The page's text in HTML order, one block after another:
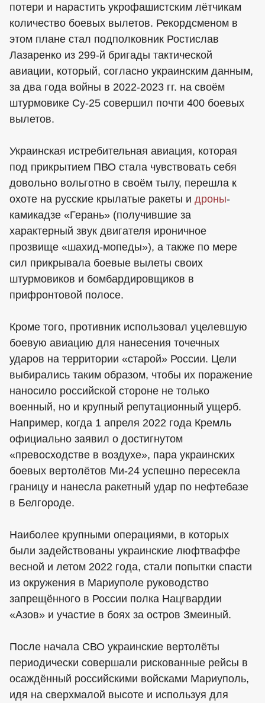
потери и нарастить укрофашистским лётчикам
количество боевых вылетов. Рекордсменом в
этом плане стал подполковник Ростислав
Лазаренко из 299-й бригады тактической
авиации, который, согласно украинским данным,
за два года войны в 2022-2023 гг. на своём
штурмовике Су-25 совершил почти 400 боевых
вылетов.
Украинская истребительная авиация, которая
под прикрытием ПВО стала чувствовать себя
довольно вольготно в своём тылу, перешла к
охоте на русские крылатые ракеты и дроны-
камикадзе «Герань» (получившие за
характерный звук двигателя ироничное
прозвище «шахид-мопеды»), а также по мере
сил прикрывала боевые вылеты своих
штурмовиков и бомбардировщиков в
прифронтовой полосе.
Кроме того, противник использовал уцелевшую
боевую авиацию для нанесения точечных
ударов на территории «старой» России. Цели
выбирались таким образом, чтобы их поражение
наносило российской стороне не только
военный, но и крупный репутационный ущерб.
Например, когда 1 апреля 2022 года Кремль
официально заявил о достигнутом
«превосходстве в воздухе», пара украинских
боевых вертолётов Ми-24 успешно пересекла
границу и нанесла ракетный удар по нефтебазе
в Белгороде.
Наиболее крупными операциями, в которых
были задействованы украинские люфтваффе
весной и летом 2022 года, стали попытки спасти
из окружения в Мариуполе руководство
запрещённого в России полка Нацгвардии
«Азов» и участие в боях за остров Змеиный.
После начала СВО украинские вертолёты
периодически совершали рискованные рейсы в
осаждённый российскими войсками Мариуполь,
идя на сверхмалой высоте и используя для